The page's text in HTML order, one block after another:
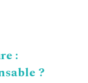
:
?